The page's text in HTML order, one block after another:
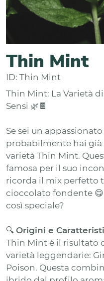
Thin Mint
ID: Thin Mint
Thin Mint: La Varietà
Sensi 🌿🍫
Se sei un
probabilmente hai già
varietà Thin Mint.
famosa per il suo
ricorda il mix perfetto
cioccolato fondente
così speciale?
🔍 Origini e
Thin Mint è il risultato
varietà leggendarie:
Poison. Questa